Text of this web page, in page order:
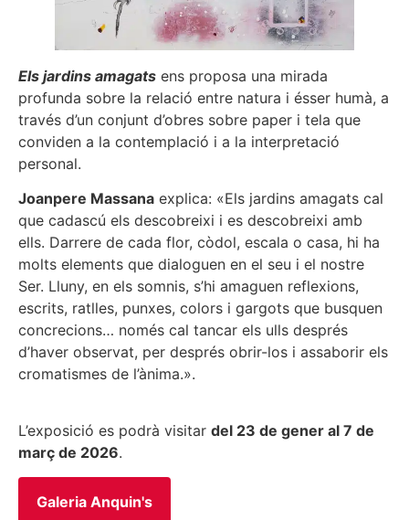
Els jardins amagats ens proposa una mirada
profunda sobre la relació entre natura i ésser humà, a
través d’un conjunt d’obres sobre paper i tela que
conviden a la contemplació i a la interpretació
personal.
Joanpere Massana explica: «Els jardins amagats cal
que cadascú els descobreixi i es descobreixi amb
ells. Darrere de cada flor, còdol, escala o casa, hi ha
molts elements que dialoguen en el seu i el nostre
Ser. Lluny, en els somnis, s’hi amaguen reflexions,
escrits, ratlles, punxes, colors i gargots que busquen
concrecions… només cal tancar els ulls després
d’haver observat, per després obrir-los i assaborir els
cromatismes de l’ànima.».
L’exposició es podrà visitar del 23 de gener al 7 de
març de 2026.
Galeria Anquin's